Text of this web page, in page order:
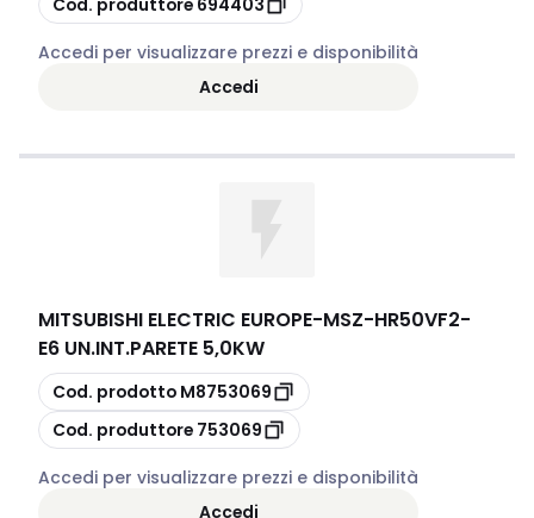
Accedi per visualizzare prezzi e disponibilità
Accedi
MITSUBISHI ELECTRIC EUROPE-MSZ-HR50VF2-
E6 UN.INT.PARETE 5,0KW
copia
Cod. prodotto M8753069
copia
Cod. produttore 753069
Accedi per visualizzare prezzi e disponibilità
Accedi